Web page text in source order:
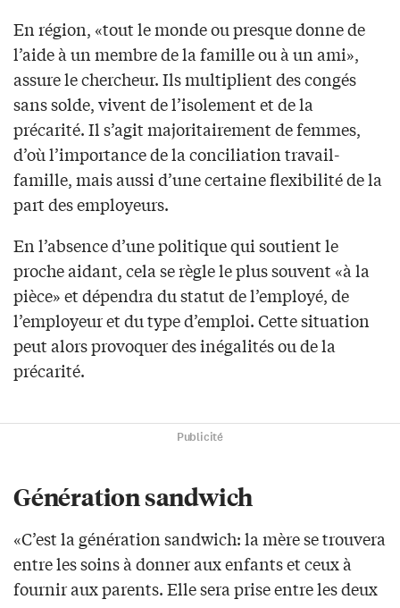
En région, «tout le monde ou presque donne de
l’aide à un membre de la famille ou à un ami»,
assure le chercheur. Ils multiplient des congés
sans solde, vivent de l’isolement et de la
précarité. Il s’agit majoritairement de femmes,
d’où l’importance de la conciliation travail-
famille, mais aussi d’une certaine flexibilité de la
part des employeurs.
En l’absence d’une politique qui soutient le
proche aidant, cela se règle le plus souvent «à la
pièce» et dépendra du statut de l’employé, de
l’employeur et du type d’emploi. Cette situation
peut alors provoquer des inégalités ou de la
précarité.
Publicité
Génération sandwich
«C’est la génération sandwich: la mère se trouvera
entre les soins à donner aux enfants et ceux à
fournir aux parents. Elle sera prise entre les deux